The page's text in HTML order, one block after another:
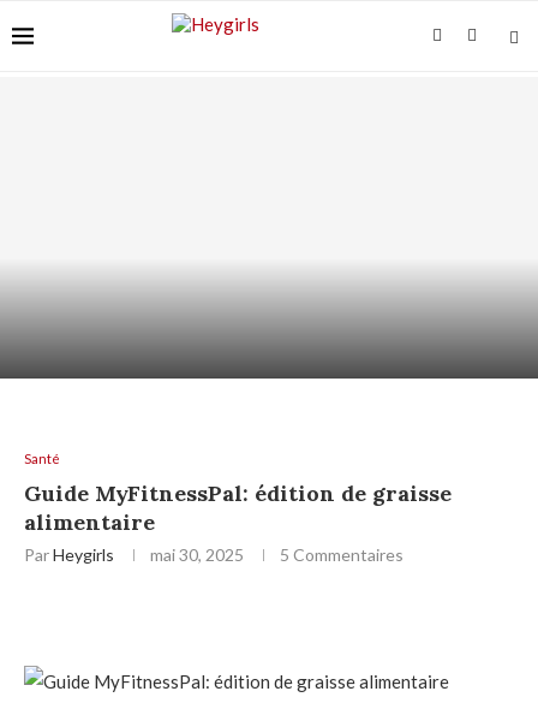
Santé
Guide MyFitnessPal: édition de graisse
alimentaire
ParHeygirls mai 30, 2025 5 Commentaires